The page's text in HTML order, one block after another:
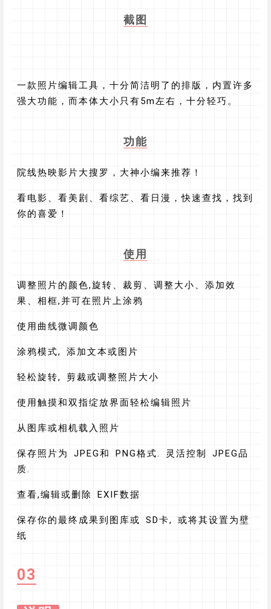
截图
一款照片编辑工具，十分简洁明了的排版，内置许多
强大功能，而本体大小只有5m左右，十分轻巧。
功能
院线热映影片大搜罗，大神小编来推荐！
看电影、看美剧、看综艺、看日漫，快速查找，找到
你的喜爱！
使用
调整照片的颜色,旋转、裁剪、调整大小、添加效
果、相框,并可在照片上涂鸦
使用曲线微调颜色
涂鸦模式, 添加文本或图片
轻松旋转, 剪裁或调整照片大小
使用触摸和双指绽放界面轻松编辑照片
从图库或相机载入照片
保存照片为 JPEG和 PNG格式. 灵活控制 JPEG品
质.
查看,编辑或删除 EXIF数据
保存你的最终成果到图库或 SD卡, 或将其设置为壁
纸
03